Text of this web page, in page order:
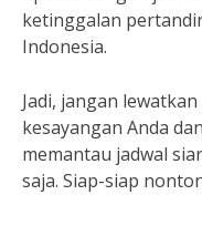
ketinggalan
Indonesia.
Jadi, jangan
kesayangan Anda
memantau jadwal
saja. Siap-siap